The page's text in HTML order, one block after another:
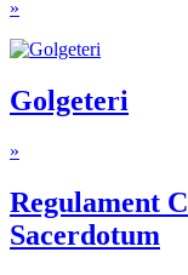
»
Golgeteri
»
Regulament
Sacerdotum